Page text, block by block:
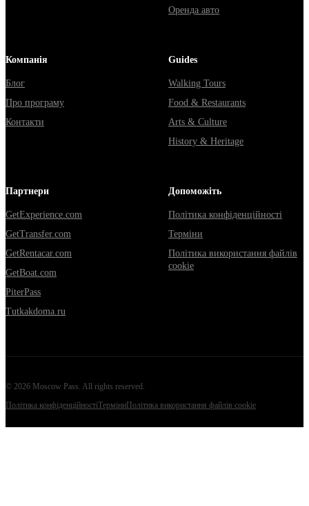
Оренда авто
Компанія
Блог
Про програму
Контакти
Guides
Walking Tours
Food & Restaurants
Arts & Culture
History & Heritage
Партнери
GetExperience.com
GetTransfer.com
GetRentacar.com
GetBoat.com
PiterPass
Tutkakdoma.ru
Допоможіть
Політика конфіденційності
Терміни
Політика використання файлів
cookie
© 2026 Moscow Pass . All rights reserved.
Політика конфіденційностіТерміниПолітика використання файлів cookie